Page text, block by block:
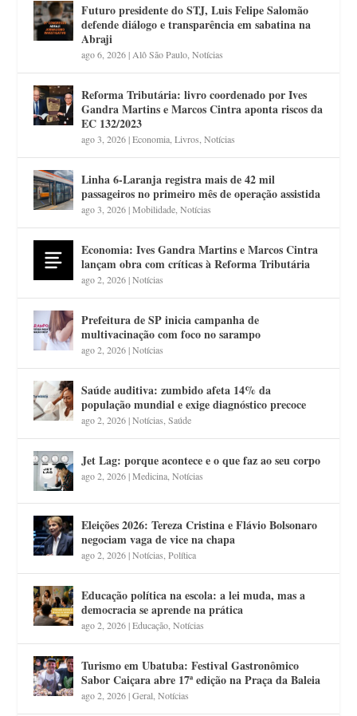
Futuro presidente do STJ, Luis Felipe Salomão
defende diálogo e transparência em sabatina na
Abraji
ago 6, 2026| Alô São Paulo ,Notícias
Reforma Tributária: livro coordenado por Ives
Gandra Martins e Marcos Cintra aponta riscos da
EC 132/2023
ago 3, 2026|Economia ,Livros ,Notícias
Linha 6-Laranja registra mais de 42 mil
passageiros no primeiro mês de operação assistida
ago 3, 2026|Mobilidade ,Notícias
Economia: Ives Gandra Martins e Marcos Cintra
lançam obra com críticas à Reforma Tributária
ago 2, 2026|Notícias
Prefeitura de SP inicia campanha de
multivacinação com foco no sarampo
ago 2, 2026|Notícias
Saúde auditiva: zumbido afeta 14% da
população mundial e exige diagnóstico precoce
ago 2, 2026|Notícias ,Saúde
Jet Lag: porque acontece e o que faz ao seu corpo
ago 2, 2026|Medicina ,Notícias
Eleições 2026: Tereza Cristina e Flávio Bolsonaro
negociam vaga de vice na chapa
ago 2, 2026|Notícias ,Política
Educação política na escola: a lei muda, mas a
democracia se aprende na prática
ago 2, 2026|Educação ,Notícias
Turismo em Ubatuba: Festival Gastronômico
Sabor Caiçara abre 17ª edição na Praça da Baleia
ago 2, 2026|Geral ,Notícias